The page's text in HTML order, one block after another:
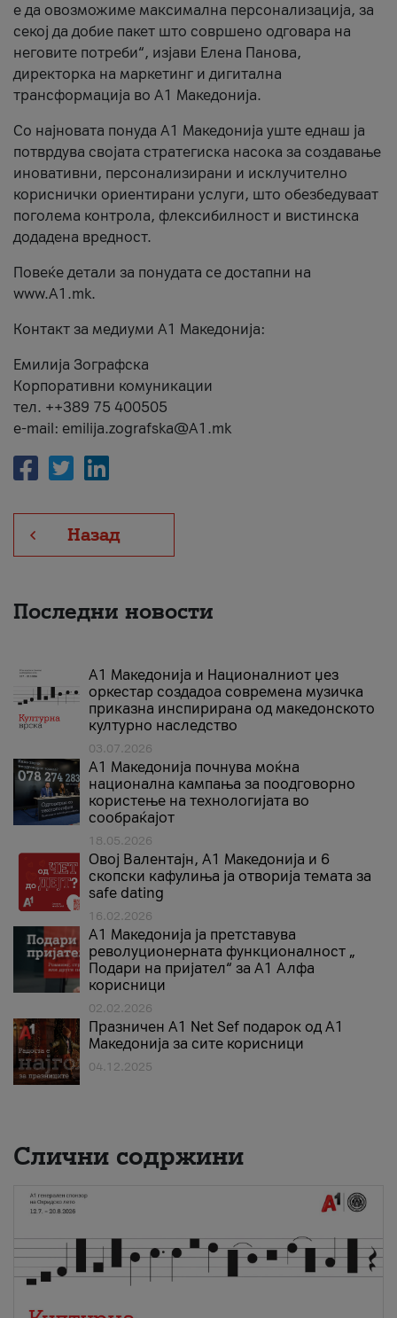
е да овозможиме максимална персонализација, за
секој да добие пакет што совршено одговара на
неговите потреби“, изјави Елена Панова,
директорка на маркетинг и дигитална
трансформација во А1 Македонија.
Со најновата понуда А1 Македонија уште еднаш ја
потврдува својата стратегиска насока за создавање
иновативни, персонализирани и исклучително
кориснички ориентирани услуги, што обезбедуваат
поголема контрола, флексибилност и вистинска
додадена вредност.
Повеќе детали за понудата се достапни на
www.А1.mk.
Контакт за медиуми А1 Македонија:
Емилија Зографска
Корпоративни комуникации
тел. ++389 75 400505
e-mail: emilija.zografska@A1.mk
Назад
Последни новости
А1 Македонија и Националниот џез
оркестар создадоа современа музичка
приказна инспирирана од македонското
културно наследство
03.07.2026
A1 Македонија почнува моќна
национална кампања за поодговорно
користење на технологијата во
сообраќајот
18.05.2026
Овој Валентајн, A1 Македонија и 6
скопски кафулиња ја отворија темата за
safe dating
16.02.2026
А1 Македонија ја претставува
револуционерната функционалност „
Подари на пријател“ за А1 Алфа
корисници
02.02.2026
Празничен A1 Net Sеf подарок од А1
Македонија за сите корисници
04.12.2025
Слични содржини